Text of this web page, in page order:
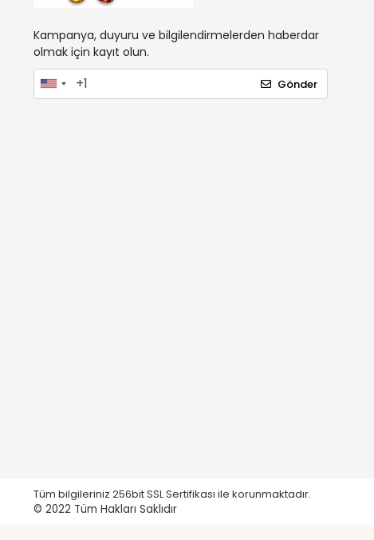
Kampanya, duyuru ve bilgilendirmelerden haberdar
olmak için kayıt olun.
Gönder
Tüm bilgileriniz 256bit SSL Sertifikası ile korunmaktadır.
© 2022 Tüm Hakları Saklıdır